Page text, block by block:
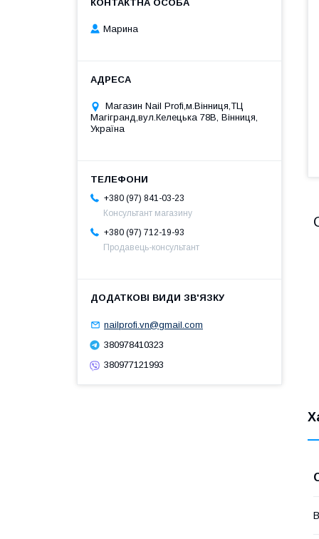
Марина
Магазин Nail Profi,м.Вінниця,ТЦ
Магігранд,вул.Келецька 78В, Вінниця,
Україна
+380 (97) 841-03-23
Консультант магазину
+380 (97) 712-19-93
Продавець-консультант
nailprofi.vn@gmail.com
380978410323
380977121993